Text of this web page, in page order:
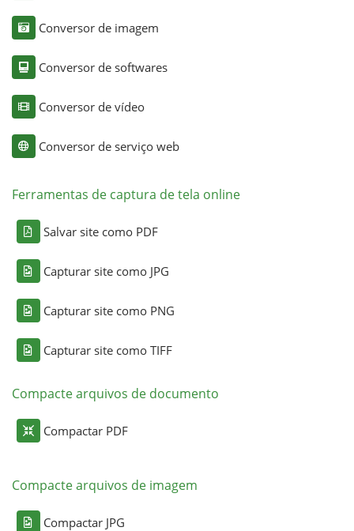
Conversor de imagem
Conversor de softwares
Conversor de vídeo
Conversor de serviço web
Ferramentas de captura de tela online
Salvar site como PDF
Capturar site como JPG
Capturar site como PNG
Capturar site como TIFF
Compacte arquivos de documento
Compactar PDF
Compacte arquivos de imagem
Compactar JPG